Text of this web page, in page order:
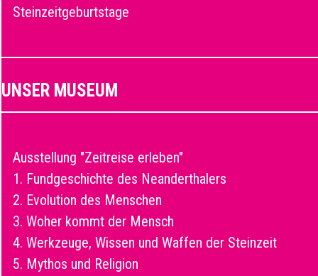
Steinzeitgeburtstage
UNSER MUSEUM
Ausstellung "Zeitreise erleben"
1. Fundgeschichte des Neanderthalers
2. Evolution des Menschen
3. Woher kommt der Mensch
4. Werkzeuge, Wissen und Waffen der Steinzeit
5. Mythos und Religion